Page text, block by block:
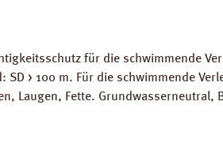
für die schwimmende
> 100 m. Für die schwimmende
Laugen, Fette. Grundwasserneutral,
Abmessungen: Länge: 10 m, Breite